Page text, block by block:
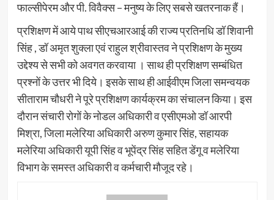
फाल्सीपेरम और पी. विवैक्स – मनुष्य के लिए सबसे खतरनाक हैं।
प्रशिक्षण में आये पाथ सीएचआरआई की राज्य प्रतिनधि डॉ शिवानी
सिंह , डॉ अमृत शुक्ला एवं राहुल श्रीवास्तव ने प्रशिक्षण के मुख्य
उद्देश्य से सभी को अवगत करवाया । साथ ही प्रशिक्षण सम्बंधित
प्रश्नों के उत्तर भी दिये। इसके साथ ही आईवीएम जिला समन्वयक
सीताराम चौधरी ने पूरे प्रशिक्षण कार्यक्रम का संचालन किया। इस
दौरान संचारी रोगों के नोडल अधिकारी व एसीएमओ डॉ आरपी
मिश्रा, जिला मलेरिया अधिकारी अरुण कुमार सिंह, सहायक
मलेरिया अधिकारी यूपी सिंह व भूपेंद्र सिंह सहित डेंगू व मलेरिया
विभाग के समस्त अधिकारी व कर्मचारी मौजूद रहे।